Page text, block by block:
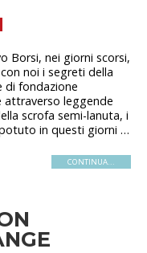
Borsi, nei giorni scorsi,
noi i segreti della
di fondazione
attraverso leggende
scrofa semi-lanuta, i
in questi giorni …
CONTINUA...